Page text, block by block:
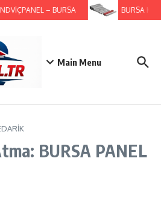
– BURSA BURSA
Main Menu
BURSA PANEL